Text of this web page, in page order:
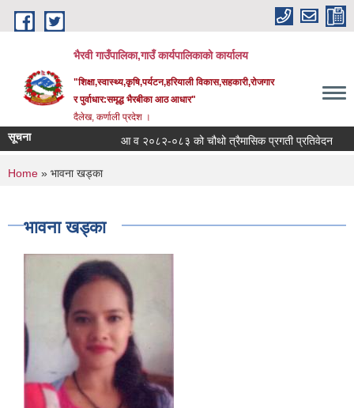
Skip to main content
भैरवी गाउँपालिका,गाउँ कार्यपालिकाको कार्यालय
"शिक्षा,स्वास्थ्य,कृषि,पर्यटन,हरियाली विकास,सहकारी,रोजगार
र पुर्वाधार:समृद्ध भैरबीका आठ आधार"
दैलेख, कर्णाली प्रदेश ।
सूचना आ व २०८२-०८३ को चौथो त्रैमासिक प्रगती प्रतिवेदन
You are here
Home » भावना खड्का
भावना खड्का